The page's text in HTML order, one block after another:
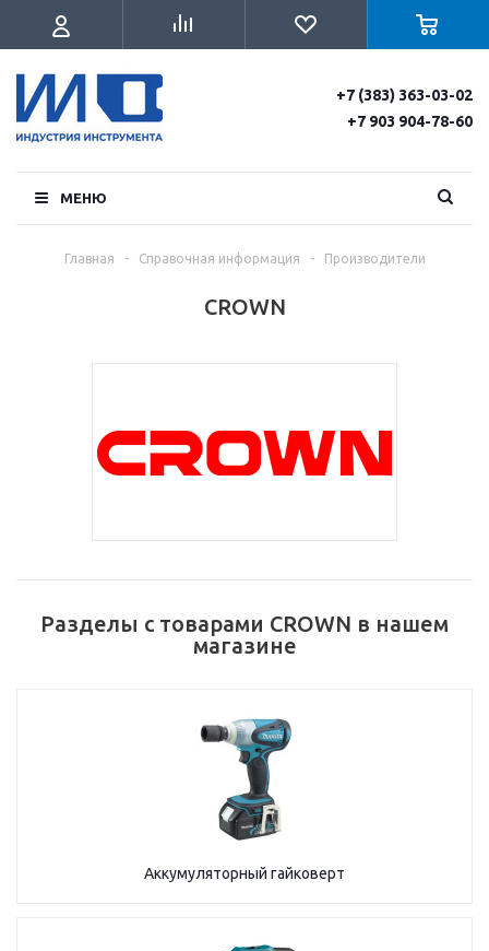
+7 (383) 363-03-02
+7 903 904-78-60
МЕНЮ
Главная - Справочная информация - Производители
CROWN
Разделы с товарами CROWN в нашем
магазине
Аккумуляторный гайковерт